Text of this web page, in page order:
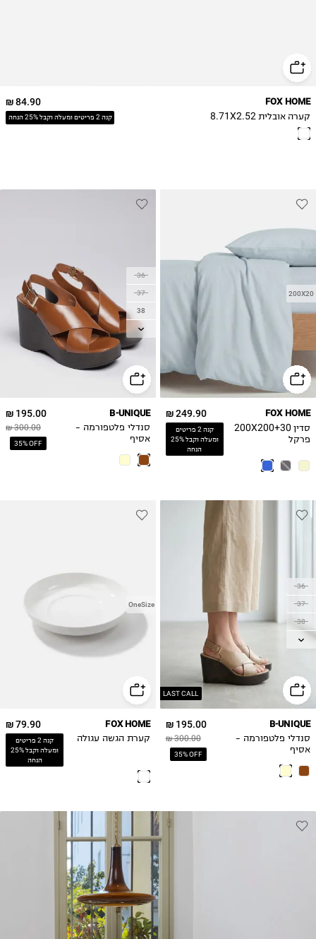
84.90 ₪
קנה 2 פריטים ומעלה וקבל 25% הנחה
FOX HOME
קערה אובלית 8.71X2.52
200X20
249.90 ₪
קנה 2 פריטים
ומעלה וקבל 25%
הנחה
FOX HOME
סדין 200X200+30
פרקל
36
37
38
39
40
41
195.00 ₪
300.00 ₪
35% OFF
B-UNIQUE
סנדלי פלטפורמה -
אסיף
LAST CALL
36
37
38
39
41
195.00 ₪
300.00 ₪
35% OFF
B-UNIQUE
סנדלי פלטפורמה -
אסיף
OneSize
79.90 ₪
קנה 2 פריטים
ומעלה וקבל 25%
הנחה
FOX HOME
קערת הגשה עגולה